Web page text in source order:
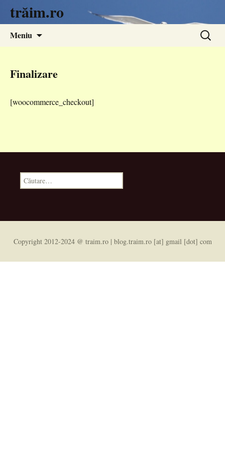
trăim.ro
Meniu
Caută
după:
Finalizare
[woocommerce_checkout]
Caută
după:
Copyright 2012-2024 @ traim.ro | blog.traim.ro [at] gmail [dot] com